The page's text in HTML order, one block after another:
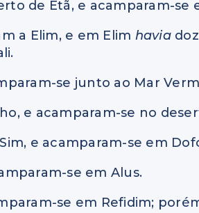
de Etã, e acamparam-se
a Elim, e em Elim havia
se junto ao Mar
e acamparam-se no
e acamparam-se em
se em Alus.
se em Refidim;